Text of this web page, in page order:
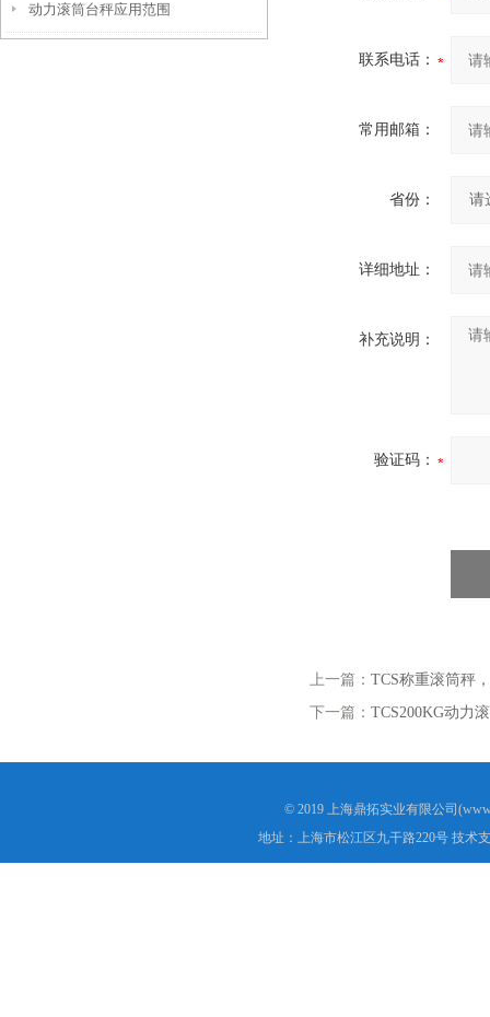
动力滚筒台秤应用范围
联系电话：
常用邮箱：
省份：
详细地址：
补充说明：
验证码：
上一篇： TCS称重滚筒秤
下一篇： TCS200KG动力
© 2019 上海鼎拓实业有限公司
地址：上海市松江区九干路220号 技术